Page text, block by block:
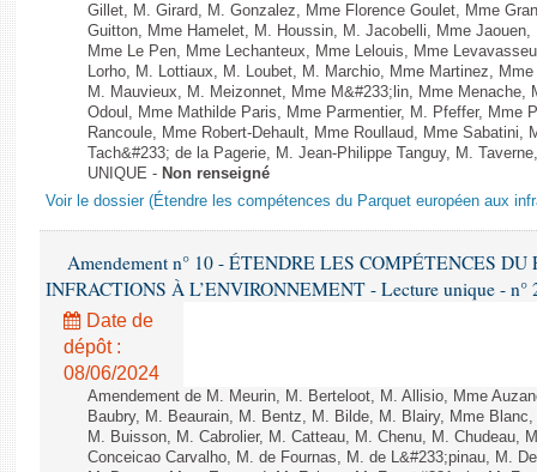
Gillet, M. Girard, M. Gonzalez, Mme Florence Goulet, Mme
Guitton, Mme Hamelet, M. Houssin, M. Jacobelli, Mme
Mme Le Pen, Mme Lechanteux, Mme Lelouis, Mme
Lorho, M. Lottiaux, M. Loubet, M. Marchio, Mme Martinez,
M. Mauvieux, M. Meizonnet, Mme M&#233;lin, Mme Menache,
Odoul, Mme Mathilde Paris, Mme Parmentier, M. Pfeffer, Mme
Rancoule, Mme Robert-Dehault, Mme Roullaud, Mme
Tach&#233; de la Pagerie, M. Jean-Philippe Tanguy, M.
UNIQUE - Non renseigné
Voir le dossier (Étendre les compétences du Parquet européen aux
Amendement n° 10 - ÉTENDRE LES COMPÉTENCES
INFRACTIONS À L’ENVIRONNEMENT - Lecture unique - n°
Date de
dépôt :
08/06/2024
Amendement de M. Meurin, M. Berteloot, M. Allisio, Mme
Baubry, M. Beaurain, M. Bentz, M. Bilde, M. Blairy, Mme
M. Buisson, M. Cabrolier, M. Catteau, M. Chenu, M. Chudeau,
Conceicao Carvalho, M. de Fournas, M. de L&#233;pinau, M.